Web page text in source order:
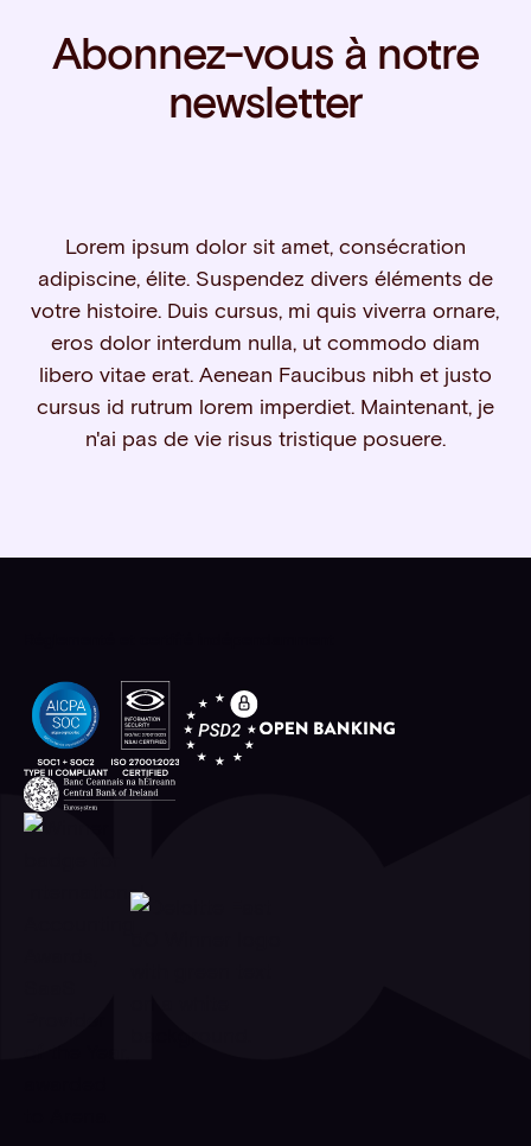
Abonnez-vous à notre
newsletter
Lorem ipsum dolor sit amet, consécration
adipiscine, élite. Suspendez divers éléments de
votre histoire. Duis cursus, mi quis viverra ornare,
eros dolor interdum nulla, ut commodo diam
libero vitae erat. Aenean Faucibus nibh et justo
cursus id rutrum lorem imperdiet. Maintenant, je
n'ai pas de vie risus tristique posuere.